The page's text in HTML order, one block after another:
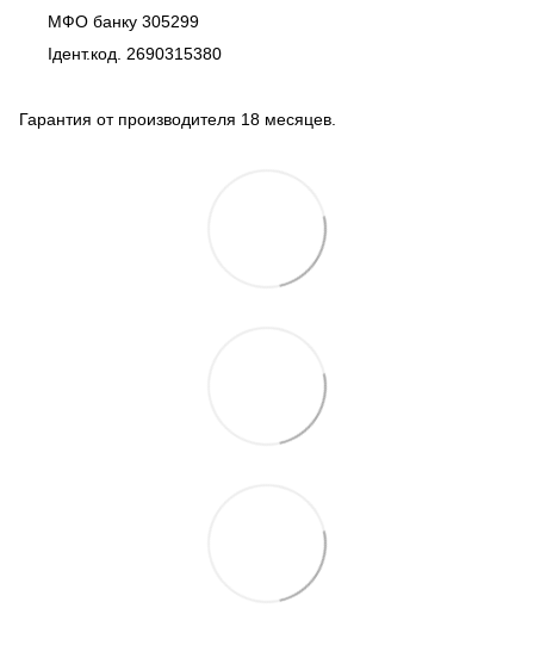
МФО банку 305299
Ідент.код. 2690315380
Гарантия от производителя 18 месяцев.